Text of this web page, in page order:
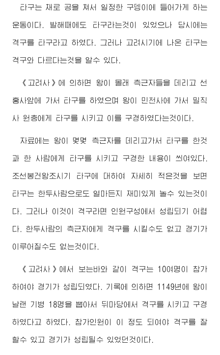
타구는 채로 공을 쳐서 일정한 구뎅이에 들어가게 하는
운동이다. 발해때에도 타구라는것이 있었으나 당시에는
격구를 타구라고 하였다. 그러나 고려시기에 나온 타구는
격구와 다르다는것을 알수 있다.
《고려사》에 의하면 왕이 몰래 측근자들을 데리고 선
홍사앞에 가서 타구를 하였으며 왕이 민천사에 가서 밀직
사 원충에게 타구를 시키고 이를 구경하였다는것이다.
자료에는 왕이 몇몇 측근자를 데리고가서 타구를 한것
과 한 사람에게 타구를 시키고 구경한 내용이 씌여있다.
조선봉건왕조시기 타구에 대하여 자세히 적은것을 보면
타구는 한두사람으로도 얼마든지 재미있게 놀수 있는것이
다. 그러나 이것이 격구라면 인원구성에서 성립되기 어렵
다. 한두사람의 측근자에게 격구를 시킬수도 없고 경기가
이루어질수도 없는것이다.
《고려사》에서 보는바와 같이 격구는 10여명이 참가
하여야 경기가 성립되였다. 기록에 의하면 1149년에 왕이
날랜 기병 18명을 뽑아서 뒤마당에서 격구를 시키고 구경
하였다고 하였다. 참가인원이 이 정도 되여야 격구를 잘
할수 있고 경기가 성립될수 있었던것이다.